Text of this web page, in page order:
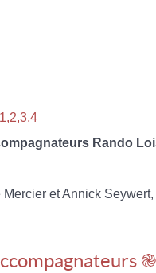
Rando
Mercier et Annick Seywert,
֎